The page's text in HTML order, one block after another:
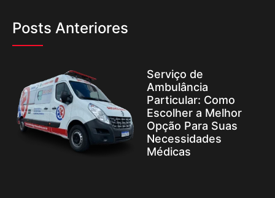
Posts Anteriores
Serviço de
Ambulância
Particular: Como
Escolher a Melhor
Opção Para Suas
Necessidades
Médicas